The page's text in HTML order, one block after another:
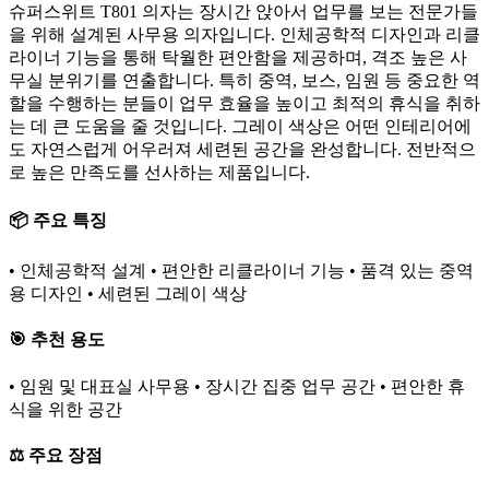
슈퍼스위트 T801 의자는 장시간 앉아서 업무를 보는 전문가들
을 위해 설계된 사무용 의자입니다. 인체공학적 디자인과 리클
라이너 기능을 통해 탁월한 편안함을 제공하며, 격조 높은 사
무실 분위기를 연출합니다. 특히 중역, 보스, 임원 등 중요한 역
할을 수행하는 분들이 업무 효율을 높이고 최적의 휴식을 취하
는 데 큰 도움을 줄 것입니다. 그레이 색상은 어떤 인테리어에
도 자연스럽게 어우러져 세련된 공간을 완성합니다. 전반적으
로 높은 만족도를 선사하는 제품입니다.
📦 주요 특징
• 인체공학적 설계 • 편안한 리클라이너 기능 • 품격 있는 중역
용 디자인 • 세련된 그레이 색상
🎯 추천 용도
• 임원 및 대표실 사무용 • 장시간 집중 업무 공간 • 편안한 휴
식을 위한 공간
⚖️ 주요 장점